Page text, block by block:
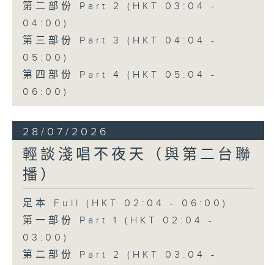
第二部份 Part 2 (HKT 03:04 -
04:00)
第三部份 Part 3 (HKT 04:04 -
05:00)
第四部份 Part 4 (HKT 05:04 -
06:00)
28/07/2026
輕談淺唱不夜天（與第二台聯
播）
足本 Full (HKT 02:04 - 06:00)
第一部份 Part 1 (HKT 02:04 -
03:00)
第二部份 Part 2 (HKT 03:04 -